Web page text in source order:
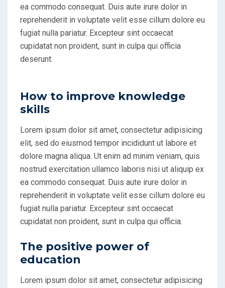
ea commodo consequat. Duis aute irure dolor in
reprehenderit in voluptate velit esse cillum dolore eu
fugiat nulla pariatur. Excepteur sint occaecat
cupidatat non proident, sunt in culpa qui officia
deserunt.
How to improve knowledge
skills
Lorem ipsum dolor sit amet, consectetur adipisicing
elit, sed do eiusmod tempor incididunt ut labore et
dolore magna aliqua. Ut enim ad minim veniam, quis
nostrud exercitation ullamco laboris nisi ut aliquip ex
ea commodo consequat. Duis aute irure dolor in
reprehenderit in voluptate velit esse cillum dolore eu
fugiat nulla pariatur. Excepteur sint occaecat
cupidatat non proident, sunt in culpa qui officia.
The positive power of
education
Lorem ipsum dolor sit amet, consectetur adipisicing